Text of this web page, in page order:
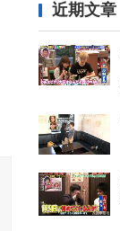
近期文章